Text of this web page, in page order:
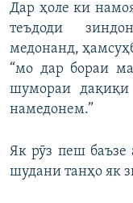
Дар ҳоле ки
теъдоди
медонанд,
“мо дар бораи
шумораи дақиқи
намедонем.”
Як рӯз пеш баъзе
шудани танҳо як